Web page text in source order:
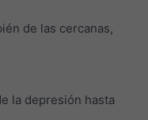
de las cercanas,
la depresión hasta